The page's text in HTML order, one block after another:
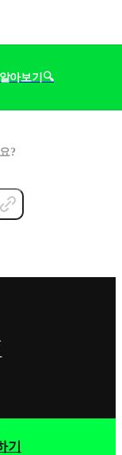
아보기🔍
?
기